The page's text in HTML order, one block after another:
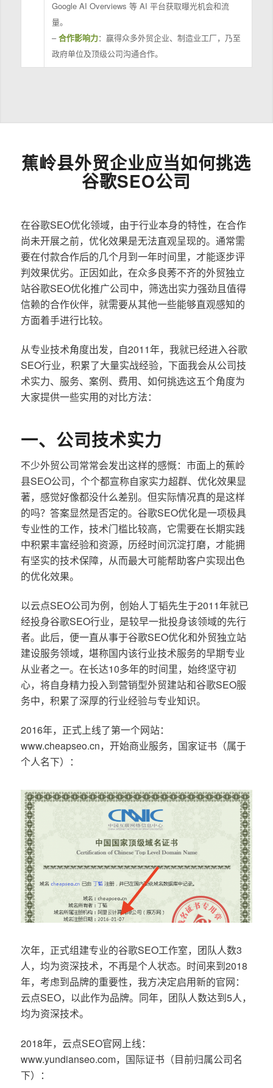
Google AI Overviews 等 AI 平台获取曝光机会和流
量。
–合作影响力：赢得众多外贸企业、制造业工厂，乃至
政府单位及顶级公司沟通合作。
蕉岭县外贸企业应当如何挑选
谷歌SEO公司
在谷歌SEO优化领域，由于行业本身的特性，在合作
尚未开展之前，优化效果是无法直观呈现的。通常需
要在付款合作后的几个月到一年时间里，才能逐步评
判效果优劣。正因如此，在众多良莠不齐的外贸独立
站谷歌SEO优化推广公司中，筛选出实力强劲且值得
信赖的合作伙伴，就需要从其他一些能够直观感知的
方面着手进行比较。
从专业技术角度出发，自2011年，我就已经进入谷歌
SEO行业，积累了大量实战经验，下面我会从公司技
术实力、服务、案例、费用、如何挑选这五个角度为
大家提供一些实用的对比方法：
一、公司技术实力
不少外贸公司常常会发出这样的感慨：市面上的蕉岭
县SEO公司，个个都宣称自家实力超群、优化效果显
著，感觉好像都没什么差别。但实际情况真的是这样
的吗？答案显然是否定的。谷歌SEO优化是一项极具
专业性的工作，技术门槛比较高，它需要在长期实践
中积累丰富经验和资源，历经时间沉淀打磨，才能拥
有坚实的技术保障，从而最大可能帮助客户实现出色
的优化效果。
以云点SEO公司为例，创始人丁韬先生于2011年就已
经投身谷歌SEO行业，是较早一批投身该领域的先行
者。此后，便一直从事于谷歌SEO优化和外贸独立站
建设服务领域，堪称国内该行业技术服务的早期专业
从业者之一。在长达10多年的时间里，始终坚守初
心，将自身精力投入到营销型外贸建站和谷歌SEO服
务中，积累了深厚的行业经验与专业知识。
2016年，正式上线了第一个网站：
www.cheapseo.cn，开始商业服务，国家证书（属于
个人名下）：
次年，正式组建专业的谷歌SEO工作室，团队人数3
人，均为资深技术，不再是个人状态。时间来到2018
年，考虑到品牌的重要性，我方决定启用新的官网：
云点SEO，以此作为品牌。同年，团队人数达到5人，
均为资深技术。
2018年，云点SEO官网上线：
www.yundianseo.com，国际证书（目前归属公司名
下）：